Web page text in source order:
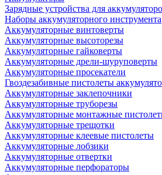
Зарядные устройства для
Наборы аккумуляторного инструмента
Аккумуляторные винтоверты
Аккумуляторные высоторезы
Аккумуляторные гайковерты
Аккумуляторные дрели-шуруповерты
Аккумуляторные просекатели
Гвоздезабивные пистолеты
Аккумуляторные заклепочники
Аккумуляторные труборезы
Аккумуляторные монтажные
Аккумуляторные трещотки
Аккумуляторные клеевые пистолеты
Аккумуляторные лобзики
Аккумуляторные отвертки
Аккумуляторные перфораторы